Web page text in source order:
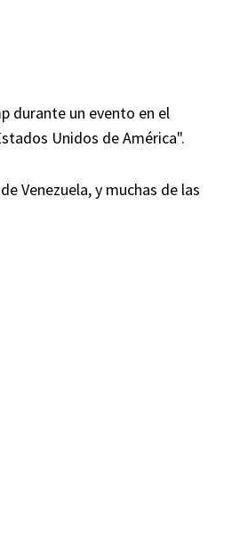
durante un evento en el
Unidos de América".
Venezuela, y muchas de las